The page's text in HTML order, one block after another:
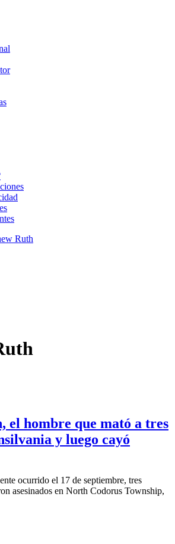
el hombre que mató a tres
y luego cayó
ocurrido el 17 de septiembre, tres
asesinados en North Codorus Township,